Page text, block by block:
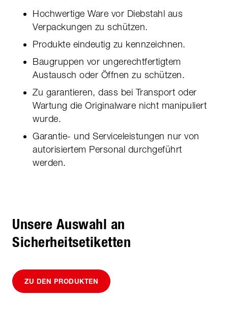
Hochwertige Ware vor Diebstahl aus
Verpackungen zu schützen.
Produkte eindeutig zu kennzeichnen.
Baugruppen vor ungerechtfertigtem
Austausch oder Öffnen zu schützen.
Zu garantieren, dass bei Transport oder
Wartung die Originalware nicht manipuliert
wurde.
Garantie- und Serviceleistungen nur von
autorisiertem Personal durchgeführt
werden.
Unsere Auswahl an
Sicherheitsetiketten
ZU DEN PRODUKTEN